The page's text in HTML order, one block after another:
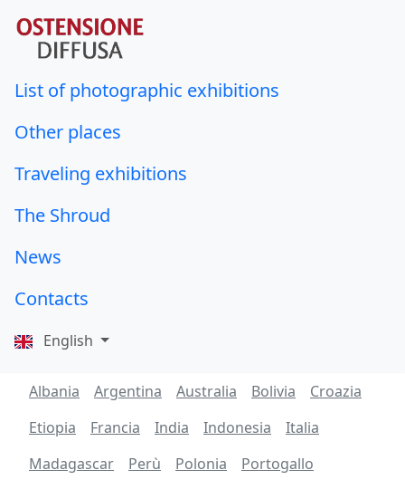
List of photographic exhibitions
Other places
Traveling exhibitions
The Shroud
News
Contacts
English
Albania Argentina Australia Bolivia
Croazia
Etiopia
Francia India Indonesia
Italia
Madagascar
Perù Polonia
Portogallo